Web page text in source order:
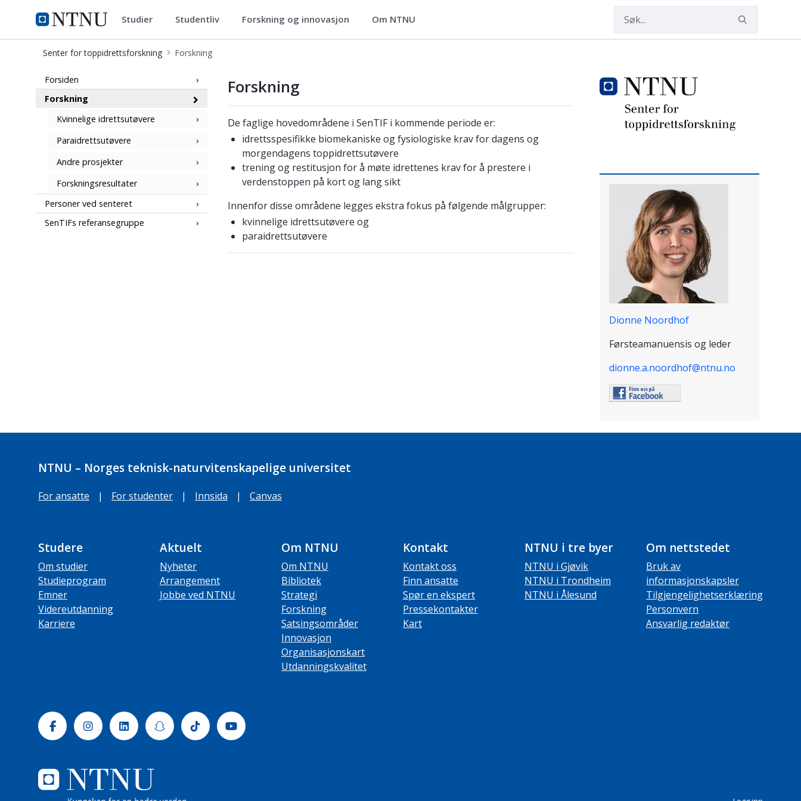
NTNU Hjemmeside
Senter for toppidrettsforskning
Studier Studentliv Forskning og innovasjon Om NTNU
Senter for toppidrettsforskning Forskning
Forskning - Senter for toppidrettsforskning
Forsiden
Forskning
Kvinnelige idrettsutøvere
Paraidrettsutøvere
Andre prosjekter
Forskningsresultater
Personer ved senteret
SenTIFs referansegruppe
Forskning
De faglige hovedområdene i SenTIF i kommende periode er:
idrettsspesifikke biomekaniske og fysiologiske krav for dagens og
morgendagens toppidrettsutøvere
trening og restitusjon for å møte idrettenes krav for å prestere i
verdenstoppen på kort og lang sikt
Innenfor disse områdene legges ekstra fokus på følgende målgrupper:
kvinnelige idrettsutøvere og
paraidrettsutøvere
Dionne Noordhof
Førsteamanuensis og leder
dionne.a.noordhof@ntnu.no
NTNU – Norges teknisk-naturvitenskapelige universitet
For ansatte | For studenter | Innsida | Canvas
Studere
Om studier
Studieprogram
Emner
Videreutdanning
Karriere
Aktuelt
Nyheter
Arrangement
Jobbe ved NTNU
Om NTNU
Om NTNU
Bibliotek
Strategi
Forskning
Satsingsområder
Innovasjon
Organisasjonskart
Utdanningskvalitet
Kontakt
Kontakt oss
Finn ansatte
Spør en ekspert
Pressekontakter
Kart
NTNU i tre byer
NTNU i Gjøvik
NTNU i Trondheim
NTNU i Ålesund
Om nettstedet
Bruk av
informasjonskapsler
Tilgjengelighetserklæring
Personvern
Ansvarlig redaktør
FacebookInstagramLinkedinSnapchatTiktok Youtube